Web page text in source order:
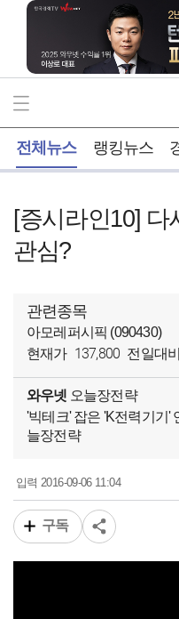
전체뉴스 랭킹뉴스
[증시라인10]
관심?
관련종목
아모레퍼시픽 (090430)
현재가 137,800 전일대비
와우넷 오늘장전략
'빅테크' 잡은 'K전력기기'
늘장전략
입력 2016-09-06 11:04
구독